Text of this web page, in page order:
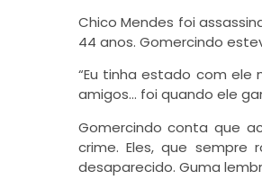
Chico Mendes foi
44 anos. Gomercindo
“Eu tinha estado com ele
amigos… foi quando ele
Gomercindo conta que
crime. Eles, que sempre
desaparecido. Guma